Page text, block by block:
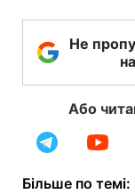
Не
Або
Більше по темі: